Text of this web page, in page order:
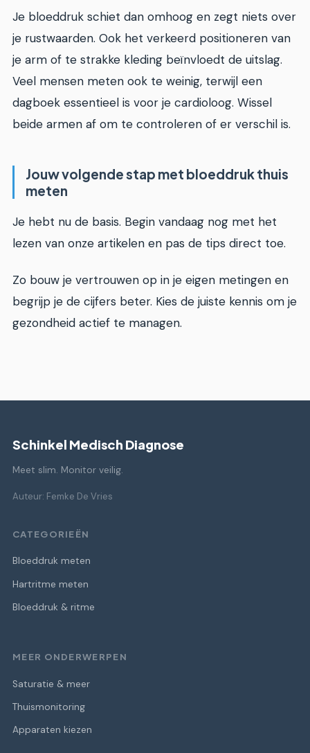
Je bloeddruk schiet dan omhoog en zegt niets over
je rustwaarden. Ook het verkeerd positioneren van
je arm of te strakke kleding beïnvloedt de uitslag.
Veel mensen meten ook te weinig, terwijl een
dagboek essentieel is voor je cardioloog. Wissel
beide armen af om te controleren of er verschil is.
Jouw volgende stap met bloeddruk thuis
meten
Je hebt nu de basis. Begin vandaag nog met het
lezen van onze artikelen en pas de tips direct toe.
Zo bouw je vertrouwen op in je eigen metingen en
begrijp je de cijfers beter. Kies de juiste kennis om je
gezondheid actief te managen.
Schinkel Medisch Diagnose
Meet slim. Monitor veilig.
Auteur: Femke De Vries
CATEGORIEËN
Bloeddruk meten
Hartritme meten
Bloeddruk & ritme
MEER ONDERWERPEN
Saturatie & meer
Thuismonitoring
Apparaten kiezen